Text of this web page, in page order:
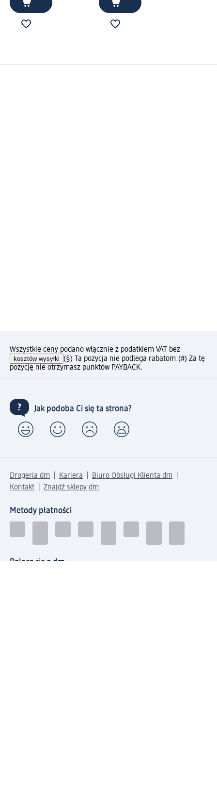
Wszystkie ceny podano włącznie z podatkiem VAT bez
kosztów wysyłki (§) Ta pozycja nie podlega rabatom.(#) Za tę
pozycję nie otrzymasz punktów PAYBACK.
Jak podoba Ci się ta strona?
Drogeria dm Kariera
Biuro Obsługi Klienta dm
Kontakt
Znajdź sklepy dm
Metody płatności
Połącz się z dm